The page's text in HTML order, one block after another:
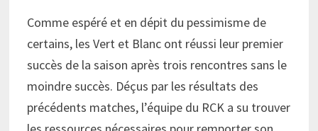
Comme espéré et en dépit du pessimisme de
certains, les Vert et Blanc ont réussi leur premier
succès de la saison après trois rencontres sans le
moindre succès. Déçus par les résultats des
précédents matches, l’équipe du RCK a su trouver